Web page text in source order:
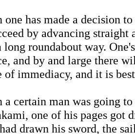
one has made a decision
by advancing
roundabout way.
and by and large there
of immediacy, and it is
a certain man was going
one of his pages got
drawn his sword, the